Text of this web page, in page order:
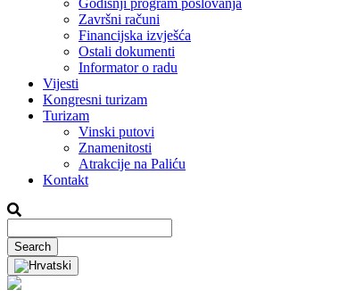
Godišnji program poslovanja
Završni računi
Financijska izvješća
Ostali dokumenti
Informator o radu
Vijesti
Kongresni turizam
Turizam
Vinski putovi
Znamenitosti
Atrakcije na Paliću
Kontakt